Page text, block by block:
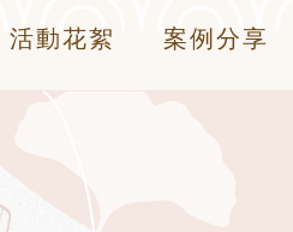
活動花絮 案例分享